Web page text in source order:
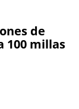
de
100 millas